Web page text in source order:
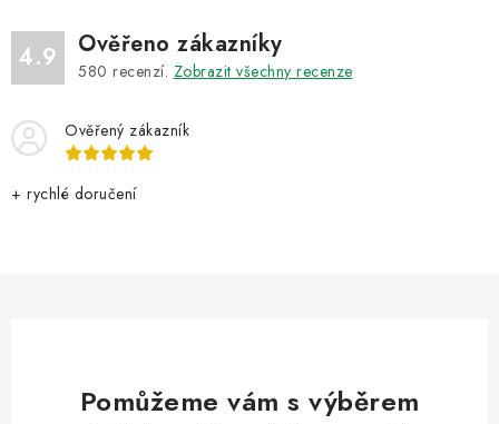
4.9 Ověřeno zákazníky
580 recenzí. Zobrazit všechny recenze
Ověřený zákazník
+ rychlé doručení
Pomůžeme vám s výběrem